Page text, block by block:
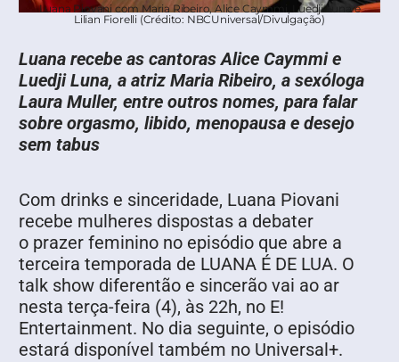
Luana Piovani com Maria Ribeiro, Alice Caymmi, Luedji Luna e
Lilian Fiorelli (Crédito: NBCUniversal/Divulgação)
Luana recebe as cantoras Alice Caymmi e
Luedji Luna, a atriz Maria Ribeiro, a sexóloga
Laura Muller, entre outros nomes, para falar
sobre orgasmo, libido, menopausa e desejo
sem tabus
Com drinks e sinceridade, Luana Piovani
recebe mulheres dispostas a debater
o prazer feminino no episódio que abre a
terceira temporada de LUANA É DE LUA. O
talk show diferentão e sincerão vai ao ar
nesta terça-feira (4), às 22h, no E!
Entertainment. No dia seguinte, o episódio
estará disponível também no Universal+.